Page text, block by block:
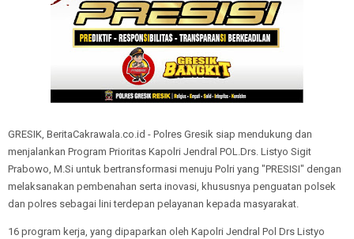
GRESIK, BeritaCakrawala.co.id - Polres Gresik siap mendukung dan
menjalankan Program Prioritas Kapolri Jendral POL.Drs. Listyo Sigit
Prabowo, M.Si untuk bertransformasi menuju Polri yang "PRESISI" dengan
melaksanakan pembenahan serta inovasi, khususnya penguatan polsek
dan polres sebagai lini terdepan pelayanan kepada masyarakat.
16 program kerja, yang dipaparkan oleh Kapolri Jendral Pol Drs Listyo